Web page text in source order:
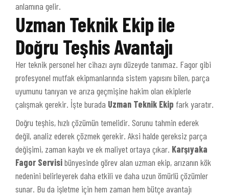
anlamına gelir.
Uzman Teknik Ekip ile
Doğru Teşhis Avantajı
Her teknik personel her cihazı aynı düzeyde tanımaz. Fagor gibi
profesyonel mutfak ekipmanlarında sistem yapısını bilen, parça
uyumunu tanıyan ve arıza geçmişine hakim olan ekiplerle
çalışmak gerekir. İşte burada Uzman Teknik Ekip fark yaratır.
Doğru teşhis, hızlı çözümün temelidir. Sorunu tahmin ederek
değil, analiz ederek çözmek gerekir. Aksi halde gereksiz parça
değişimi, zaman kaybı ve ek maliyet ortaya çıkar. Karşıyaka
Fagor Servisibünyesinde görev alan uzman ekip, arızanın kök
nedenini belirleyerek daha etkili ve daha uzun ömürlü çözümler
sunar. Bu da işletme için hem zaman hem bütçe avantajı